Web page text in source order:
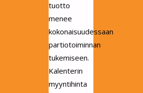
tuotto
menee
kokonaisuudessaan
partiotoiminnan
tukemiseen.
Kalenterin
myyntihinta